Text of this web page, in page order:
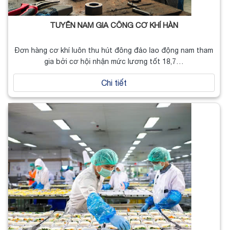
TUYỂN NAM GIA CÔNG CƠ KHÍ HÀN
Đơn hàng cơ khí luôn thu hút đông đảo lao động nam tham
gia bởi cơ hội nhận mức lương tốt 18,7…
Chi tiết